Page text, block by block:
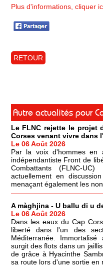
Plus d'informations, cliquer
RETOUR
Autre actualités pour
Le FLNC rejette le projet
Corses venant vivre dans
Le 06 Août 2026
Par la voix d'hommes en
indépendantiste Front de
Combattants (FLNC-
actuellement en
menaçant également les
A màghjina - U ballu di u
Le 06 Août 2026
Dans les eaux du Cap
liberté dans l'un des
Méditerranée.
surgit des flots dans un
de grâce à Hyacinthe
sa route lors d'une sortie en